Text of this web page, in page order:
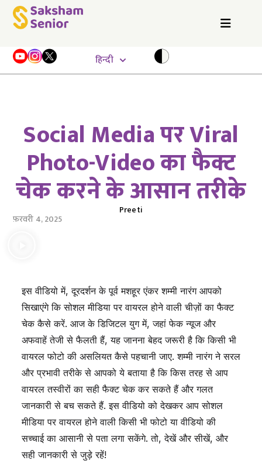
हिन्दी
Social Media पर Viral
Photo-Video का फैक्ट
चेक करने के आसान तरीके
Preeti
फ़रवरी 4, 2025
इस वीडियो में, दूरदर्शन के पूर्व मशहूर एंकर शम्मी नारंग आपको
सिखाएंगे कि सोशल मीडिया पर वायरल होने वाली चीज़ों का फैक्ट
चेक कैसे करें. आज के डिजिटल युग में, जहां फेक न्यूज और
अफवाहें तेजी से फैलती हैं, यह जानना बेहद जरूरी है कि किसी भी
वायरल फोटो की असलियत कैसे पहचानी जाए. शम्मी नारंग ने सरल
और प्रभावी तरीके से आपको ये बताया है कि किस तरह से आप
वायरल तस्वीरों का सही फैक्ट चेक कर सकते हैं और गलत
जानकारी से बच सकते हैं. इस वीडियो को देखकर आप सोशल
मीडिया पर वायरल होने वाली किसी भी फोटो या वीडियो की
सच्चाई का आसानी से पता लगा सकेंगे. तो, देखें और सीखें, और
सही जानकारी से जुड़े रहें!